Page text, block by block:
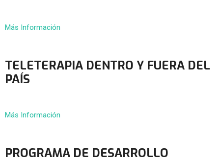
Más Información
TELETERAPIA DENTRO Y FUERA DEL
PAÍS
Más Información
PROGRAMA DE DESARROLLO